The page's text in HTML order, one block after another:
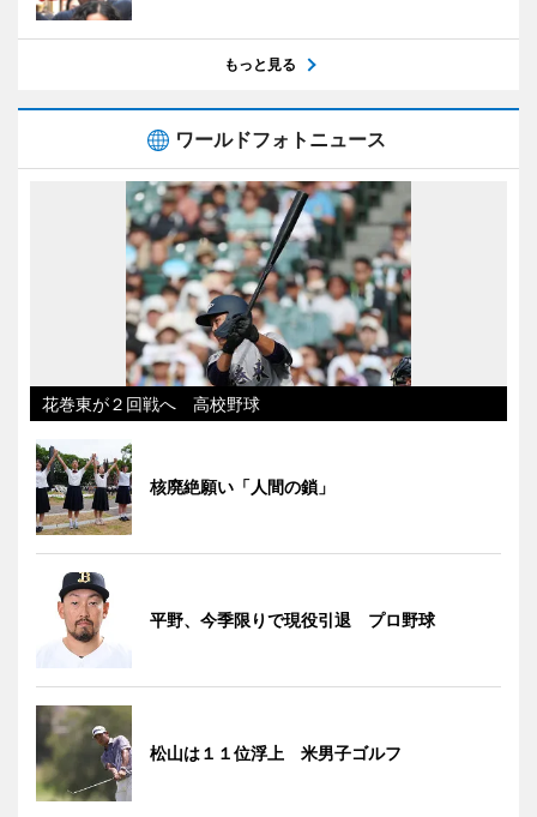
もっと見る
ワールドフォトニュース
花巻東が２回戦へ 高校野球
核廃絶願い「人間の鎖」
平野、今季限りで現役引退 プロ野球
松山は１１位浮上 米男子ゴルフ